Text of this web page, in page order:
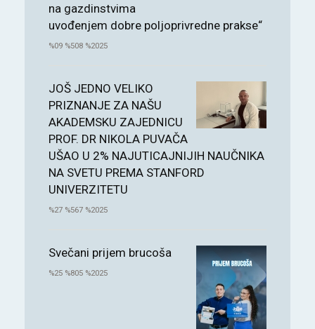
na gazdinstvima
uvođenjem dobre poljoprivredne prakse“
%09 %508 %2025
JOŠ JEDNO VELIKO
PRIZNANJE ZA NAŠU
AKADEMSKU ZAJEDNICU
PROF. DR NIKOLA PUVAČA
UŠAO U 2% NAJUTICAJNIJIH NAUČNIKA
NA SVETU PREMA STANFORD
UNIVERZITETU
%27 %567 %2025
Svečani prijem brucoša
%25 %805 %2025